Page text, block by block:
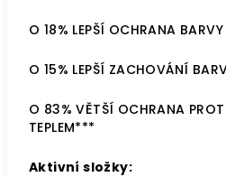
O 18% LEPŠÍ OCHRANA
O 15% LEPŠÍ ZACHOVÁNÍ
O 83% VĚTŠÍ OCHRANA
TEPLEM***
Aktivní složky: